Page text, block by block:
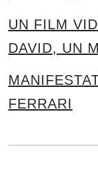
UN FILM
DAVID, UN
FERRARI